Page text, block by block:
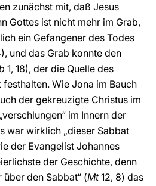
zunächst mit, daß Jesus
Gottes ist nicht mehr im Grab,
ein Gefangener des Todes
und das Grab konnte den
1, 18), der die Quelle des
Wie Jona im Bauch
der gekreuzigte Christus im
im Innern der
war wirklich „dieser Sabbat
der Evangelist Johannes
der Geschichte, denn
den Sabbat“ (Mt12, 8) das